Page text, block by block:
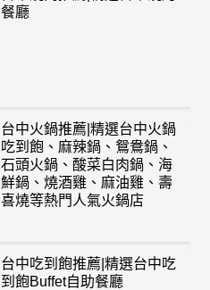
餐廳
台中火鍋推薦|精選台中火鍋
吃到飽、麻辣鍋、鴛鴦鍋、
石頭火鍋、酸菜白肉鍋、海
鮮鍋、燒酒雞、麻油雞、壽
喜燒等熱門人氣火鍋店
台中吃到飽推薦|精選台中吃
到飽Buffet自助餐廳